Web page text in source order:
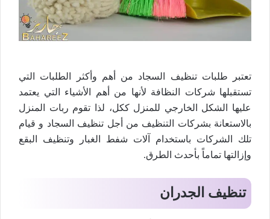
تعتبر طلبات تنظيف السجاد من أهم وأكثر الطلبات التي
تستقبلها شركات النظافة لأنها من أهم الأشياء التي يعتمد
عليها الشكل الخارجي للمنزل ككل، لذا تقوم ربات المنزل
بالاستعانة بشركات التنظيف من أجل تنظيف السجاد و قيام
تلك الشركات باستخدام آلات شفط الغبار وتنظيف البقع
وإزالتها تماماً بأحدث الطرق.
تنظيف الجدران